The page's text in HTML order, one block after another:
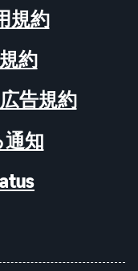
規約
約
告規約
通知